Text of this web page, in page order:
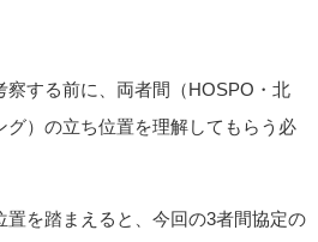
察する前に、両者間（HOSPO・北
グ）の立ち位置を理解してもらう必
置を踏まえると、今回の3者間協定の